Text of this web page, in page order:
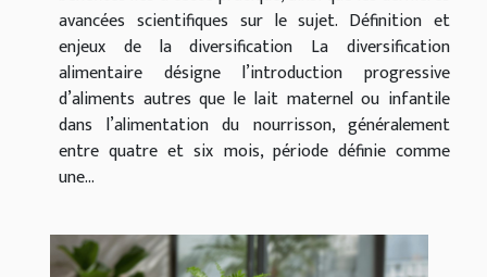
avancées scientifiques sur le sujet. Définition et
enjeux de la diversification La diversification
alimentaire désigne l’introduction progressive
d’aliments autres que le lait maternel ou infantile
dans l’alimentation du nourrisson, généralement
entre quatre et six mois, période définie comme
une...